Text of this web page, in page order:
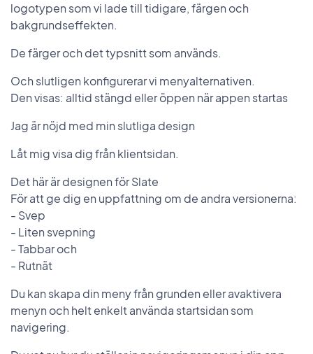
logotypen som vi lade till tidigare, färgen och
bakgrundseffekten.
De färger och det typsnitt som används.
Och slutligen konfigurerar vi menyalternativen.
Den visas: alltid stängd eller öppen när appen startas
Jag är nöjd med min slutliga design
Låt mig visa dig från klientsidan.
Det här är designen för Slate
För att ge dig en uppfattning om de andra versionerna:
- Svep
- Liten svepning
- Tabbar och
- Rutnät
Du kan skapa din meny från grunden eller avaktivera
menyn och helt enkelt använda startsidan som
navigering.